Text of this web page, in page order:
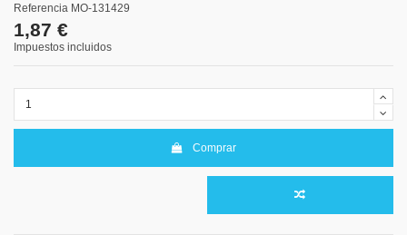
Referencia MO-131429
1,87 €
Impuestos incluidos
Comprar